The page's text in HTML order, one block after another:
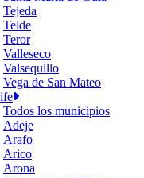
Tejeda
Telde
Teror
Valleseco
Valsequillo
Vega de San Mateo
Todos los municipios
Adeje
Arafo
Arico
Arona